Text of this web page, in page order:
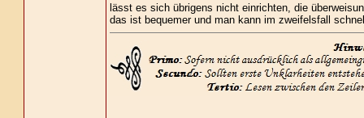
lässt es sich übrigens nicht einrichten, die
das ist bequemer und man kann im zweifelsfall